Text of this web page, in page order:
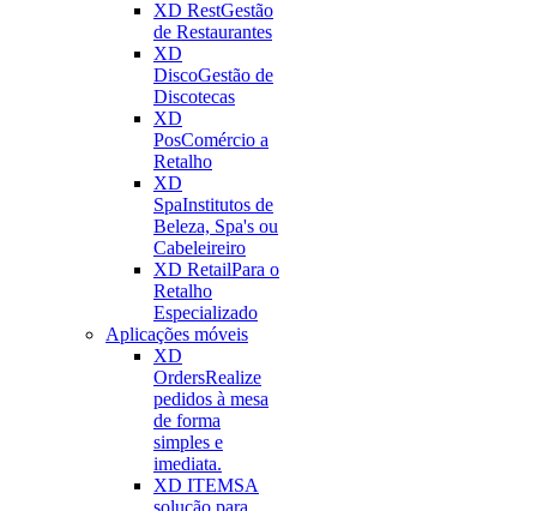
XD RestGestão
de Restaurantes
XD
DiscoGestão de
Discotecas
XD
PosComércio a
Retalho
XD
SpaInstitutos de
Beleza, Spa's ou
Cabeleireiro
XD RetailPara o
Retalho
Especializado
Aplicações móveis
XD
OrdersRealize
pedidos à mesa
de forma
simples e
imediata.
XD ITEMSA
solução para